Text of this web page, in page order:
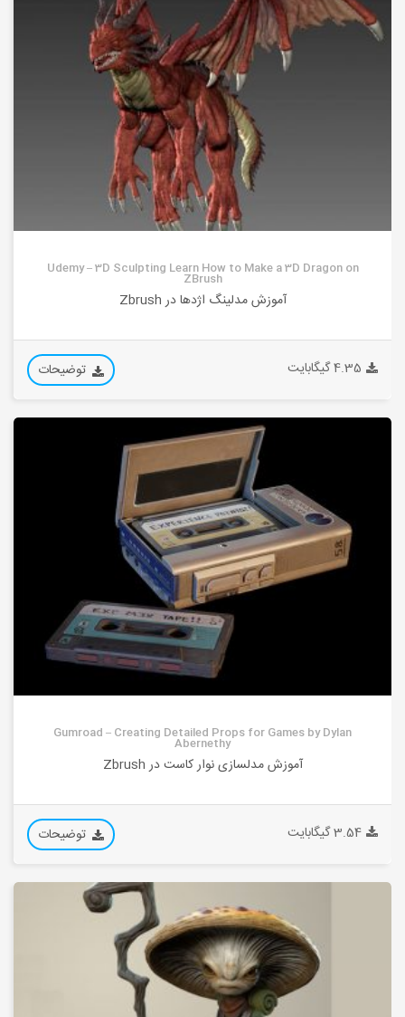
Udemy – 3D Sculpting Learn How to Make a 3D Dragon on
ZBrush
آموزش مدلینگ اژدها در Zbrush
4.35 گیگابایت توضیحات
Gumroad – Creating Detailed Props for Games by Dylan
Abernethy
آموزش مدلسازی نوار کاست در Zbrush
3.54 گیگابایت توضیحات